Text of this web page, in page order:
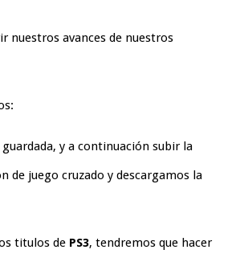
nuestros avances de nuestros
y a continuación subir la
de juego cruzado y descargamos la
titulos de PS3, tendremos que hacer